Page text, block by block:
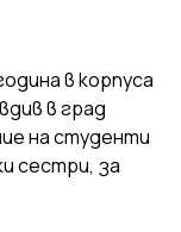
в корпуса
в град
на студенти
сестри, за